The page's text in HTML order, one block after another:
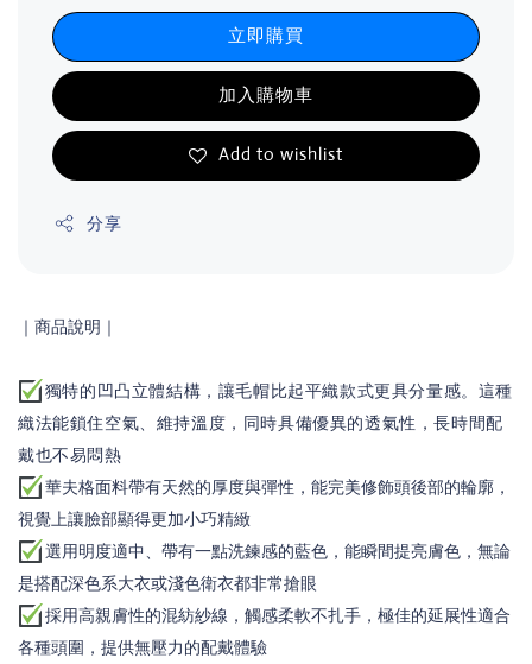
立即購買
加入購物車
Add to wishlist
分享
｜商品說明 ｜
獨特的凹凸立體結構，讓毛帽比起平織款式更具分量感。這種
織法能鎖住空氣、維持溫度，同時具備優異的透氣性，長時間配
戴也不易悶熱
華夫格面料帶有天然的厚度與彈性，能完美修飾頭後部的輪廓，
視覺上讓臉部顯得更加小巧精緻
選用明度適中、帶有一點洗鍊感的藍色，能瞬間提亮膚色，無論
是搭配深色系大衣或淺色衛衣都非常搶眼
採用高親膚性的混紡紗線，觸感柔軟不扎手，極佳的延展性適合
各種頭圍，提供無壓力的配戴體驗